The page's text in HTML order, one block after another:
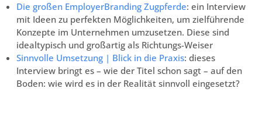
Die großen EmployerBranding Zugpferde: ein Interview
mit Ideen zu perfekten Möglichkeiten, um zielführende
Konzepte im Unternehmen umzusetzen. Diese sind
idealtypisch und großartig als Richtungs-Weiser
Sinnvolle Umsetzung | Blick in die Praxis: dieses
Interview bringt es – wie der Titel schon sagt – auf den
Boden: wie wird es in der Realität sinnvoll eingesetzt?